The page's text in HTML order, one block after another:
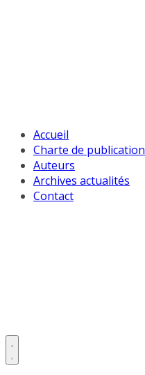
Accueil
Charte de publication
Auteurs
Archives actualités
Contact